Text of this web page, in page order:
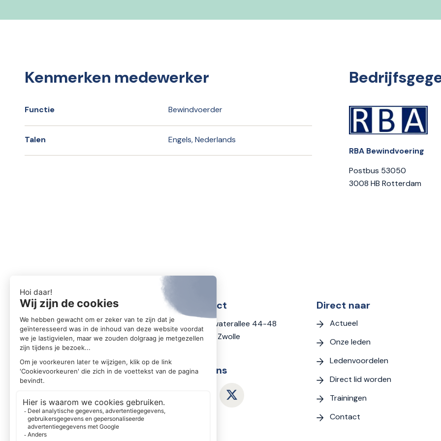
Kenmerken medewerker
Functie Bewindvoerder
Talen Engels, Nederlands
RBA Bewindvoering
Postbus 53050
3008 HB Rotterdam
Contact
Zwartewaterallee 44-48
8031 DX Zwolle
Volg ons
Direct naar
Actueel
Onze leden
Ledenvoordelen
Direct lid worden
Trainingen
Contact